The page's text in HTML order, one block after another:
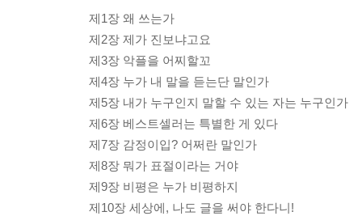
제1장 왜 쓰는가
제2장 제가 진보냐고요
제3장 악플을 어찌할꼬
제4장 누가 내 말을 듣는단 말인가
제5장 내가 누구인지 말할 수 있는 자는 누구인가
제6장 베스트셀러는 특별한 게 있다
제7장 감정이입? 어쩌란 말인가
제8장 뭐가 표절이라는 거야
제9장 비평은 누가 비평하지
제10장 세상에, 나도 글을 써야 한다니!